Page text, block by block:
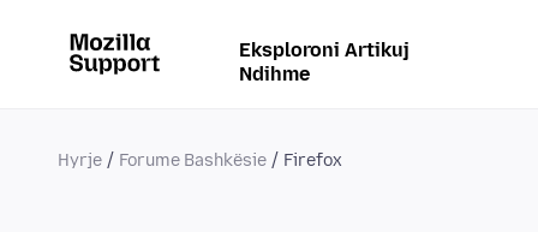
Eksploroni Artikuj
Ndihme
Hyrje Forume Bashkësie Firefox